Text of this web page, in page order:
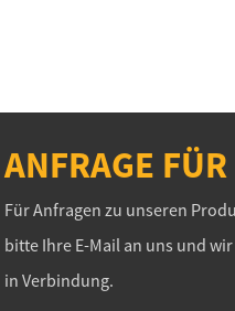
ANFRAGE
Für Anfragen zu unseren
bitte Ihre E-Mail an uns und
in Verbindung.